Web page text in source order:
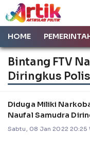
HOME
Bintang FTV
Diringkus
Diduga Miliki
Naufal Samudra
Sabtu, 08 Jan 2022 20:25